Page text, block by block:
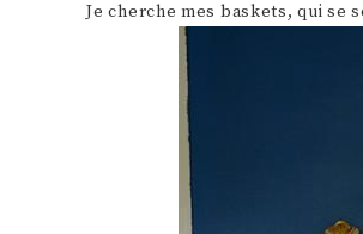
Je cherche mes baskets, qui se